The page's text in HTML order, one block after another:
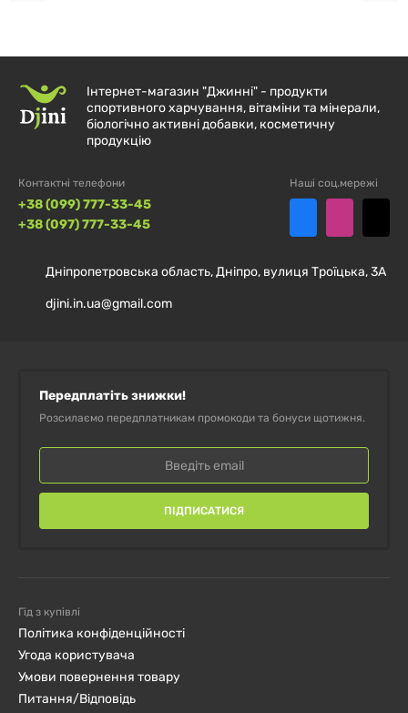
Інтернет-магазин "Джинні" - продукти
спортивного харчування, вітаміни та мінерали,
біологічно активні добавки, косметичну
продукцію
Контактні телефони
+38 (099) 777-33-45
+38 (097) 777-33-45
Наші соц.мережі
Дніпропетровська область, Дніпро, вулиця Троїцька, 3А
djini.in.ua@gmail.com
Передплатіть знижки!
Розсилаємо передплатникам промокоди та бонуси щотижня.
ПІДПИСАТИСЯ
Гід з купівлі
Політика конфіденційності
Угода користувача
Умови повернення товару
Питання/Відповідь